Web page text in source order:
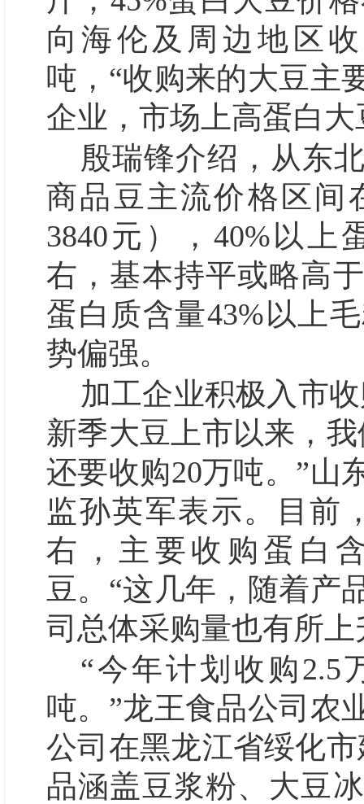
向海伦及周边地区
吨，“收购来的大豆主
企业，市场上高蛋白
殷瑞锋介绍，从东
商品豆主流价格区间
3840元），40%以上
右，基本持平或略高
蛋白质含量43%以上
势偏强。
加工企业积极入市
新季大豆上市以来，
还要收购20万吨。”山
监孙英军表示。目前
右，主要收购蛋白
豆。“这几年，随着产
司总体采购量也有所上
“今年计划收购2.5
吨。”龙王食品公司农
公司在黑龙江省绥化
品涵盖豆浆粉、大豆